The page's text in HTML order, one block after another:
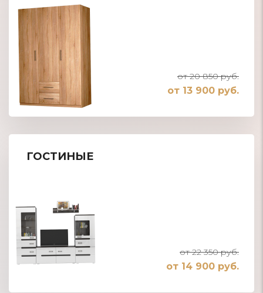
от 20 850 руб.
от 13 900 руб.
ГОСТИНЫЕ
от 22 350 руб.
от 14 900 руб.